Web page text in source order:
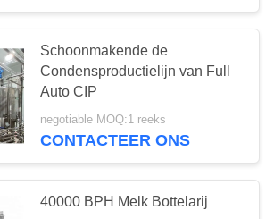
Schoonmakende de
Condensproductielijn van Full
Auto CIP
negotiable MOQ:1 reeks
CONTACTEER ONS
40000 BPH Melk Bottelarij